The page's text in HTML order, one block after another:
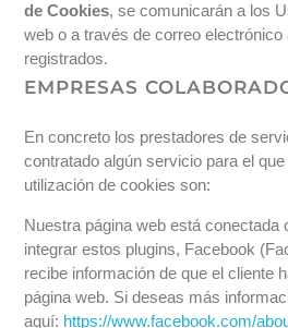
de Cookies, se comunicarán a los
web o a través de correo electrónico
registrados.
EMPRESAS
En concreto los prestadores de
contratado algún servicio para el
utilización de cookies son:
Nuestra página web está conectada
integrar estos plugins, Facebook
recibe información de que el cliente
página web. Si deseas más
aquí: https://www.facebook.com/